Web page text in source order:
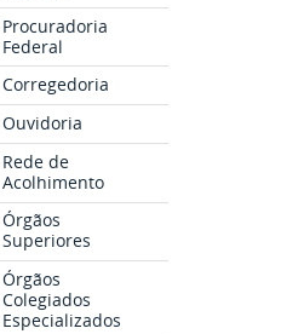
Procuradoria
Federal
Corregedoria
Ouvidoria
Rede de
Acolhimento
Órgãos
Superiores
Órgãos
Colegiados
Especializados